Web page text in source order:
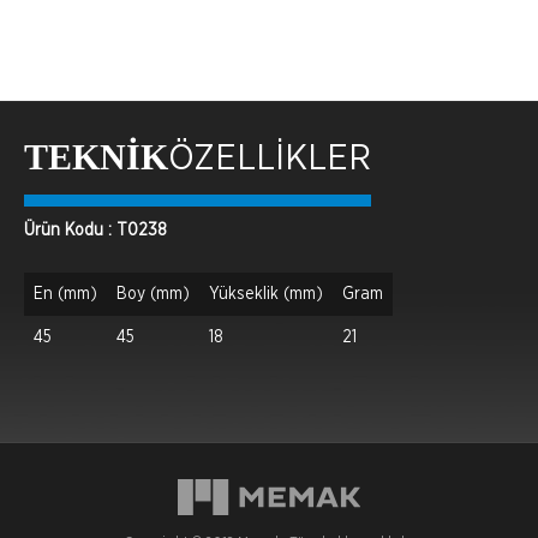
TEKNİKÖZELLİKLER
Ürün Kodu : T0238
En (mm) Boy (mm) Yükseklik (mm) Gram
45 45 18 21